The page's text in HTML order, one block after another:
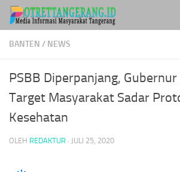
Skip to content
BANTEN / NEWS
PSBB Diperpanjang,
Target Masyarakat Sadar
Kesehatan
OLEH REDAKTUR · JULI 25, 2020